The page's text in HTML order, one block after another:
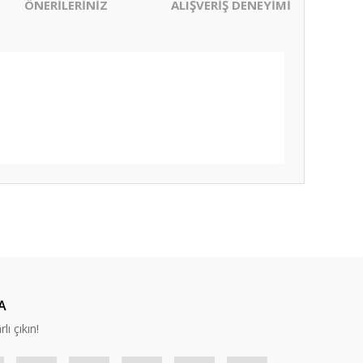
ÖNERİLERİNİZ ALIŞVERİŞ DENEYİMİ
çıkın!